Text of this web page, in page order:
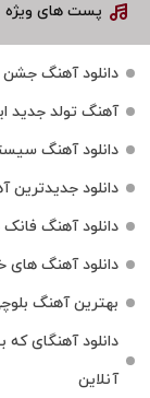
پست های ویژه
دانلود آهنگ
آهنگ تولد جدید
دانلود آهنگ
دانلود جدیدترین
دانلود آهنگ
دانلود آهنگ های خز
بهترین آهنگ
دانلود آهنگای
آنلاین